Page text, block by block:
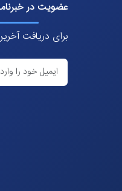
عضویت در
برای دریافت